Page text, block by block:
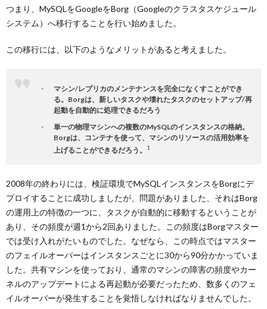
つまり、MySQLをGoogleをBorg（Googleのクラスタスケジュール
システム）へ移行することを行い始めました。
この移行には、以下のようなメリットがあると考えました。
マシン/レプリカのメンテナンスを完全になくすことができ
る。Borgは、新しいタスクや壊れたタスクのセットアップ/再
起動を自動的に処理できるだろう
単一の物理マシンへの複数のMySQLのインスタンスの格納。
Borgは、コンテナを使って、マシンのリソースの活用効率を
上げることができるだろう。
1
2008年の終わりには、検証環境でMySQLインスタンスをBorgにデ
プロイすることに成功しましたが、問題がありました、それはBorg
の運用上の特徴の一つに、タスクが自動的に移動するということが
あり、その頻度が週1から2回ありました。この頻度はBorgマスター
では受け入れがたいものでした。なぜなら、この時点ではマスター
のフェイルオーバーはインスタンスごとに30から90分かかっていま
した。共有マシンを使っており、通常のマシンの障害の頻度やカー
ネルのアップデートによる再起動が必要だったため、数多くのフェ
イルオーバーが発生することを覚悟しなければなりませんでした。